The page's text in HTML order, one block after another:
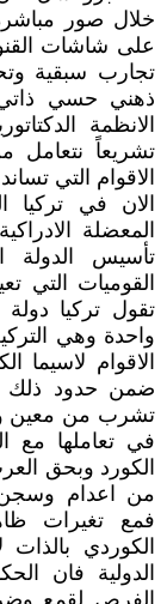
خلال صور مباشرة
على شاشات
تجارب سبقية
ذهني حسي ذاتي
الانظمة
تشريعاً نتعامل
الاقوام التي
الان في تركيا
المعضلة
تأسيس الدولة
القوميات التي
تقول تركيا
واحدة وهي
الاقوام لاسيما
ضمن حدود ذلك
تشرب من معين
في تعاملها مع
الكورد وبحق
من اعدام
فمع تغيرات
الكوردي
الدولية فان